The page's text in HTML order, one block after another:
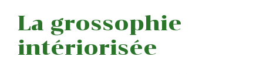
La grossophie
intériorisée